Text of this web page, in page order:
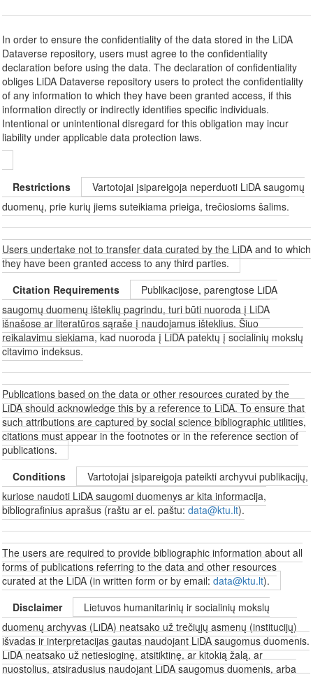
In order to ensure the confidentiality of the data stored in the LiDA
Dataverse repository, users must agree to the confidentiality
declaration before using the data. The declaration of confidentiality
obliges LiDA Dataverse repository users to protect the confidentiality
of any information to which they have been granted access, if this
information directly or indirectly identifies specific individuals.
Intentional or unintentional disregard for this obligation may incur
liability under applicable data protection laws.
Restrictions
Vartotojai įsipareigoja neperduoti LiDA saugomų
duomenų, prie kurių jiems suteikiama prieiga, trečiosioms šalims.
Users undertake not to transfer data curated by the LiDA and to which
they have been granted access to any third parties.
Citation Requirements
Publikacijose, parengtose LiDA
saugomų duomenų išteklių pagrindu, turi būti nuoroda į LiDA
išnašose ar literatūros sąraše į naudojamus išteklius. Šiuo
reikalavimu siekiama, kad nuoroda į LiDA patektų į socialinių mokslų
citavimo indeksus.
Publications based on the data or other resources curated by the
LiDA should acknowledge this by a reference to LiDA. To ensure that
such attributions are captured by social science bibliographic utilities,
citations must appear in the footnotes or in the reference section of
publications.
Conditions
Vartotojai įsipareigoja pateikti archyvui publikacijų,
kuriose naudoti LiDA saugomi duomenys ar kita informacija,
bibliografinius aprašus (raštu ar el. paštu:data@ktu.lt).
The users are required to provide bibliographic information about all
forms of publications referring to the data and other resources
curated at the LiDA (in written form or by email:data@ktu.lt).
Disclaimer
Lietuvos humanitarinių ir socialinių mokslų
duomenų archyvas (LiDA) neatsako už trečiųjų asmenų (institucijų)
išvadas ir interpretacijas gautas naudojant LiDA saugomus duomenis.
LiDA neatsako už netiesioginę, atsitiktinę, ar kitokią žalą, ar
nuostolius, atsiradusius naudojant LiDA saugomus duomenis, arba